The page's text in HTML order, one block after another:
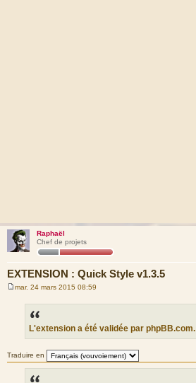
Raphaël
Chef de projets
EXTENSION : Quick Style v1.3.5
mar. 24 mars 2015 08:59
L'extension a été validée par phpBB.com.
Traduire en